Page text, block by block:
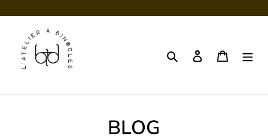
contenu
RechercherSe connecter
Panier
BLOG